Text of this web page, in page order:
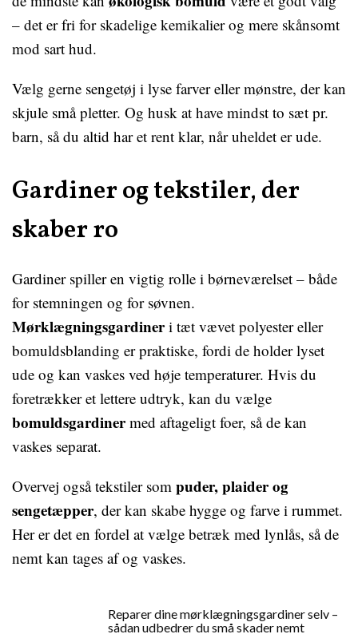
– det er fri for skadelige kemikalier og mere skånsomt
mod sart hud.
Vælg gerne sengetøj i lyse farver eller mønstre, der kan
skjule små pletter. Og husk at have mindst to sæt pr.
barn, så du altid har et rent klar, når uheldet er ude.
Gardiner og tekstiler, der
skaber ro
Gardiner spiller en vigtig rolle i børneværelset – både
for stemningen og for søvnen.
Mørklægningsgardineri tæt vævet polyester eller
bomuldsblanding er praktiske, fordi de holder lyset
ude og kan vaskes ved høje temperaturer. Hvis du
foretrækker et lettere udtryk, kan du vælge
bomuldsgardinermed aftageligt foer, så de kan
vaskes separat.
Overvej også tekstiler som puder, plaider og
sengetæpper, der kan skabe hygge og farve i rummet.
Her er det en fordel at vælge betræk med lynlås, så de
nemt kan tages af og vaskes.
Reparer dine mørklægningsgardiner selv –
sådan udbedrer du små skader nemt